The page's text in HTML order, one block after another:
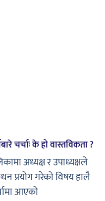
चर्चाः के हो वास्तविकता ?
अध्यक्ष र उपाध्यक्षले
प्रयोग गरेको विषय हालै
आएको